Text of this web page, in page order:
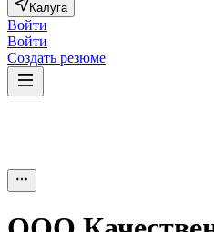
Калуга
Войти
Войти
Создать резюме